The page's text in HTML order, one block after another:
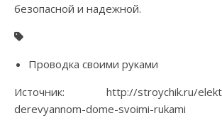
безопасной и надежной.
Проводка своими руками
Источник: http://stroychik.ru/
derevyannom-dome-svoimi-rukami